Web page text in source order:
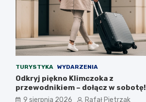
TURYSTYKA WYDARZENIA
Odkryj piękno Klimczoka z
przewodnikiem – dołącz w sobotę!
9 sierpnia 2026 Rafał Pietrzak